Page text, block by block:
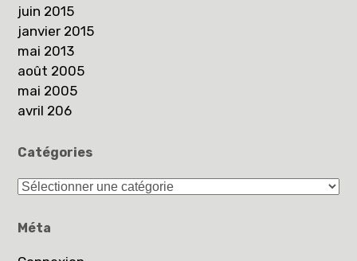
juin 2015
janvier 2015
mai 2013
août 2005
mai 2005
avril 206
Catégories
Catégories
Méta